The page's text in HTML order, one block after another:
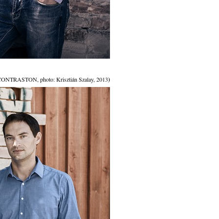
photo: Krisztián Szalay, 2013)